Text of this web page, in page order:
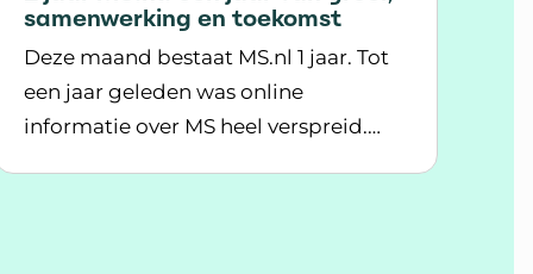
diagnose MS
samenwerking en toekomst
Deze maand bestaat MS.nl 1 jaar. Tot
een jaar geleden was online
informatie over MS heel verspreid.
Lees meer over 1 jaar MS.nl: een jaar van groei,